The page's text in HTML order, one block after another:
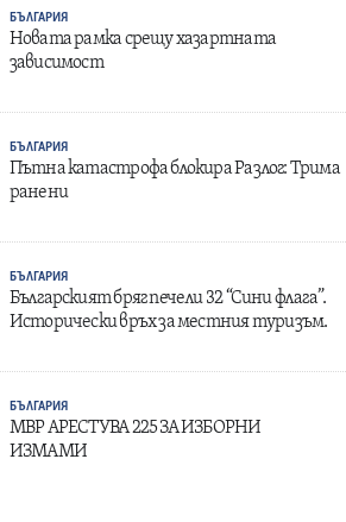
БЪЛГАРИЯ
Новата рамка срещу хазартната
зависимост
БЪЛГАРИЯ
Пътна катастрофа блокира Разлог: Трима
ранени
БЪЛГАРИЯ
Българският бряг печели 32 “Сини флага”.
Исторически връх за местния туризъм.
БЪЛГАРИЯ
МВР АРЕСТУВА 225 ЗА ИЗБОРНИ
ИЗМАМИ